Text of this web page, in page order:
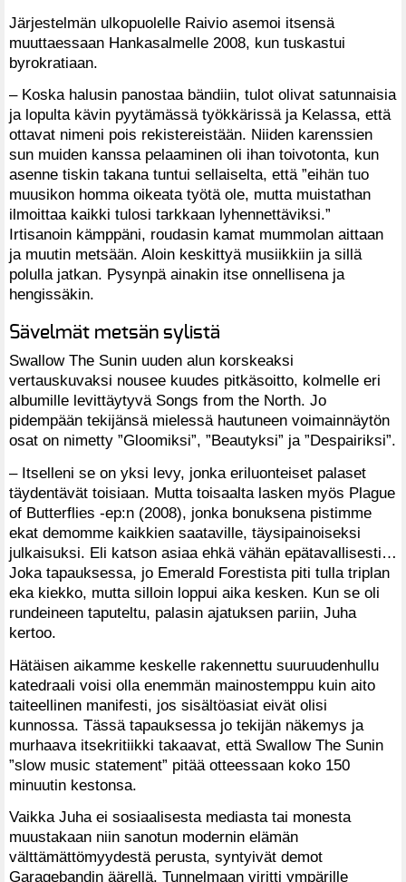
Järjestelmän ulkopuolelle Raivio asemoi itsensä
muuttaessaan Hankasalmelle 2008, kun tuskastui
byrokratiaan.
– Koska halusin panostaa bändiin, tulot olivat satunnaisia
ja lopulta kävin pyytämässä työkkärissä ja Kelassa, että
ottavat nimeni pois rekistereistään. Niiden karenssien
sun muiden kanssa pelaaminen oli ihan toivotonta, kun
asenne tiskin takana tuntui sellaiselta, että ”eihän tuo
muusikon homma oikeata työtä ole, mutta muistathan
ilmoittaa kaikki tulosi tarkkaan lyhennettäviksi.”
Irtisanoin kämppäni, roudasin kamat mummolan aittaan
ja muutin metsään. Aloin keskittyä musiikkiin ja sillä
polulla jatkan. Pysynpä ainakin itse onnellisena ja
hengissäkin.
Sävelmät metsän sylistä
Swallow The Sunin uuden alun korskeaksi
vertauskuvaksi nousee kuudes pitkäsoitto, kolmelle eri
albumille levittäytyvä Songs from the North. Jo
pidempään tekijänsä mielessä hautuneen voimainnäytön
osat on nimetty ”Gloomiksi”, ”Beautyksi” ja ”Despairiksi”.
– Itselleni se on yksi levy, jonka eriluonteiset palaset
täydentävät toisiaan. Mutta toisaalta lasken myös Plague
of Butterflies -ep:n (2008), jonka bonuksena pistimme
ekat demomme kaikkien saataville, täysipainoiseksi
julkaisuksi. Eli katson asiaa ehkä vähän epätavallisesti…
Joka tapauksessa, jo Emerald Forestista piti tulla triplan
eka kiekko, mutta silloin loppui aika kesken. Kun se oli
rundeineen taputeltu, palasin ajatuksen pariin, Juha
kertoo.
Hätäisen aikamme keskelle rakennettu suuruudenhullu
katedraali voisi olla enemmän mainostemppu kuin aito
taiteellinen manifesti, jos sisältöasiat eivät olisi
kunnossa. Tässä tapauksessa jo tekijän näkemys ja
murhaava itsekritiikki takaavat, että Swallow The Sunin
”slow music statement” pitää otteessaan koko 150
minuutin kestonsa.
Vaikka Juha ei sosiaalisesta mediasta tai monesta
muustakaan niin sanotun modernin elämän
välttämättömyydestä perusta, syntyivät demot
Garagebandin äärellä. Tunnelmaan viritti ympärille